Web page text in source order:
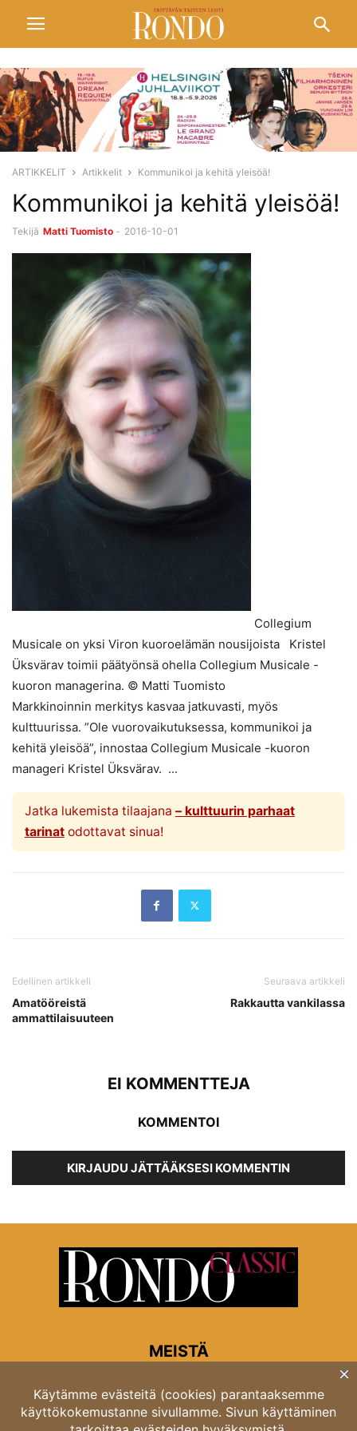
ARTIKKELIT Artikkelit Kommunikoi ja kehitä yleisöä!
Kommunikoi ja kehitä yleisöä!
Tekijä Matti Tuomisto - 2016-10-01
Collegium
Musicale on yksi Viron kuoroelämän nousijoista Kristel
Üksvärav toimii päätyönsä ohella Collegium Musicale -
kuoron managerina. © Matti Tuomisto
Markkinoinnin merkitys kasvaa jatkuvasti, myös
kulttuurissa. ”Ole vuorovaikutuksessa, kommunikoi ja
kehitä yleisöä”, innostaa Collegium Musicale -kuoron
manageri Kristel Üksvärav. ...
Jatka lukemista tilaajana – kulttuurin parhaat
tarinatodottavat sinua!
Edellinen artikkeli
Amatööreistä
ammattilaisuuteen
Seuraava artikkeli
Rakkautta vankilassa
EI KOMMENTTEJA
KOMMENTOI
KIRJAUDU JÄTTÄÄKSESI KOMMENTIN
MEISTÄ
Rondon toimitus
Opastinsilta 6A 00520 Helsinki
Asiakaspalvelu: puh. 03 4246 5318